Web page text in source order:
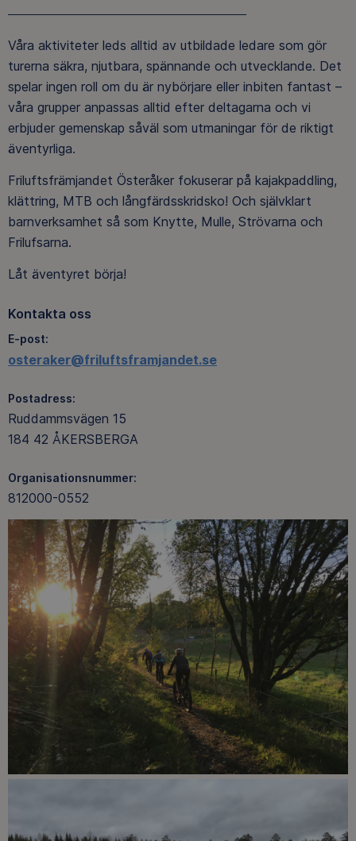
Våra aktiviteter leds alltid av utbildade ledare som gör
turerna säkra, njutbara, spännande och utvecklande. Det
spelar ingen roll om du är nybörjare eller inbiten fantast –
våra grupper anpassas alltid efter deltagarna och vi
erbjuder gemenskap såväl som utmaningar för de riktigt
äventyrliga.
Friluftsfrämjandet Österåker fokuserar på kajakpaddling,
klättring, MTB och långfärdsskridsko! Och självklart
barnverksamhet så som Knytte, Mulle, Strövarna och
Frilufsarna.
Låt äventyret börja!
Kontakta oss
E-post:
osteraker@friluftsframjandet.se
Postadress:
Ruddammsvägen 15
184 42 ÅKERSBERGA
Organisationsnummer:
812000-0552